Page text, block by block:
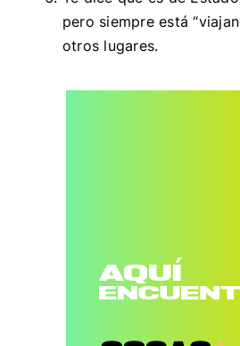
pero siempre está
otros lugares.